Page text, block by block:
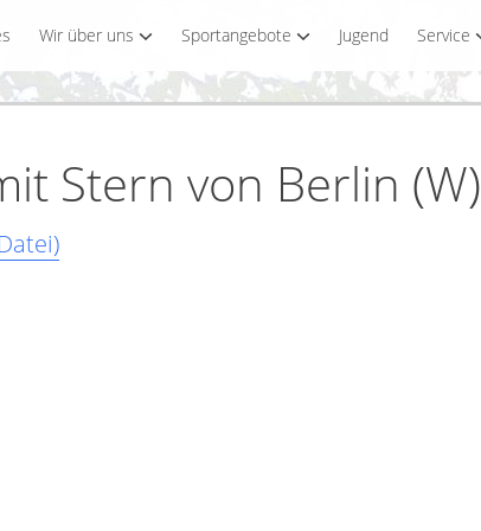
Wir über uns Sportangebote Jugend Service
Stern von Berlin (W)